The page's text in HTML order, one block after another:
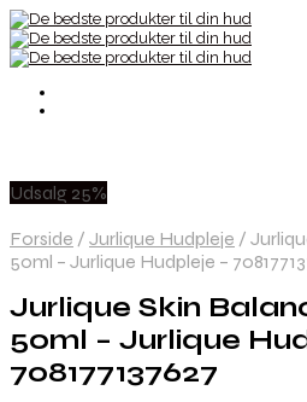
Udsalg 25%
Forside / Jurlique Hudpleje /
50ml – Jurlique Hudpleje –
Jurlique Skin
50ml – Jurlique
708177137627